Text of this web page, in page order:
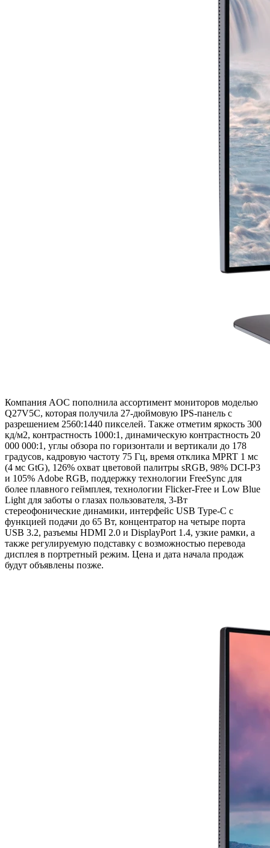
Компания AOC пополнила ассортимент мониторов моделью
Q27V5C, которая получила 27-дюймовую IPS-панель с
разрешением 2560:1440 пикселей. Также отметим яркость 300
кд/м2, контрастность 1000:1, динамическую контрастность 20
000 000:1, углы обзора по горизонтали и вертикали до 178
градусов, кадровую частоту 75 Гц, время отклика MPRT 1 мс
(4 мс GtG), 126% охват цветовой палитры sRGB, 98% DCI-P3
и 105% Adobe RGB, поддержку технологии FreeSync для
более плавного геймплея, технологии Flicker-Free и Low Blue
Light для заботы о глазах пользователя, 3-Вт
стереофонические динамики, интерфейс USB Type-C с
функцией подачи до 65 Вт, концентратор на четыре порта
USB 3.2, разъемы HDMI 2.0 и DisplayPort 1.4, узкие рамки, а
также регулируемую подставку с возможностью перевода
дисплея в портретный режим. Цена и дата начала продаж
будут объявлены позже.